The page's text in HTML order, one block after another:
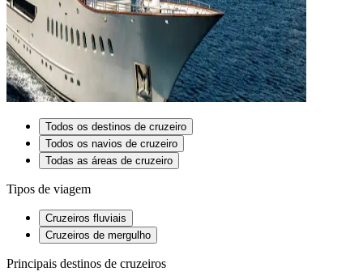
Todos os destinos de cruzeiro
Todos os navios de cruzeiro
Todas as áreas de cruzeiro
Tipos de viagem
Cruzeiros fluviais
Cruzeiros de mergulho
Principais destinos de cruzeiros